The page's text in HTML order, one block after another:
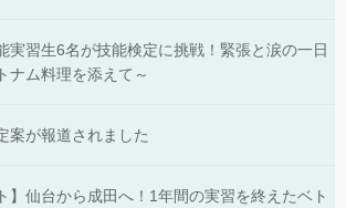
実習生6名が技能検定に挑戦！緊張と涙の一日
ナム料理を添えて～
案が報道されました
】仙台から成田へ！1年間の実習を終えたベト